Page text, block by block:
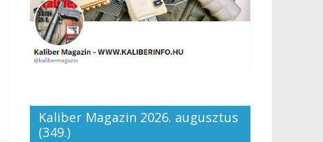
Kaliber Magazin 2026. augusztus
(349.)